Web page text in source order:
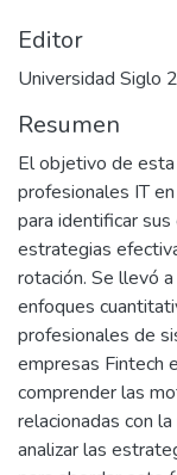
Editor
Universidad Siglo
Resumen
El objetivo de
profesionales IT
para identificar
estrategias
rotación. Se llevó
enfoques
profesionales de
empresas Fintech
comprender las
relacionadas con
analizar las